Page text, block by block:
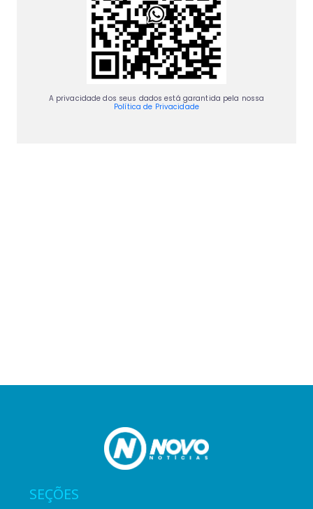
A privacidade dos seus dados está garantida pela nossa
Política de Privacidade
SEÇÕES